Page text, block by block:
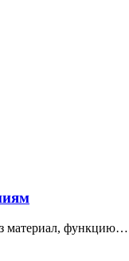
материал, функцию…